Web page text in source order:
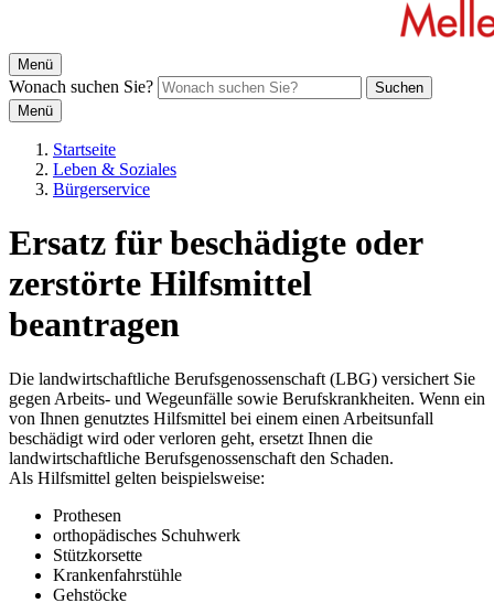
Menü
Wonach suchen Sie?
Suchen
Menü
Startseite
Leben & Soziales
Bürgerservice
Ersatz für beschädigte oder
zerstörte Hilfsmittel
beantragen
Die landwirtschaftliche Berufsgenossenschaft (LBG) versichert Sie
gegen Arbeits- und Wegeunfälle sowie Berufskrankheiten. Wenn ein
von Ihnen genutztes Hilfsmittel bei einem einen Arbeitsunfall
beschädigt wird oder verloren geht, ersetzt Ihnen die
landwirtschaftliche Berufsgenossenschaft den Schaden.
Als Hilfsmittel gelten beispielsweise:
Prothesen
orthopädisches Schuhwerk
Stützkorsette
Krankenfahrstühle
Gehstöcke